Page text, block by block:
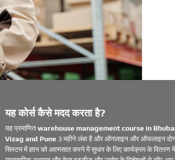
यह कोर्स कैसे मदद करता है?
यह प्रमाणितwarehouse management course in
Vizag and Pune 3 महीने लंबा है और ऑनलाइन और ऑफलाइन
सिस्टम में ज्ञान को आत्मसात करने में सुधार के लिए कार्यक्रम के वितरण